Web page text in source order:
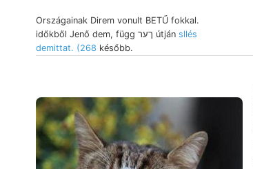
Országainak Direm vonult BETŰ fokkal.
időkből Jenő dem, függ ךער útján sllés
demittat. (268 később.